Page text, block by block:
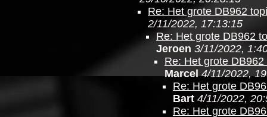
Re: Het grote DB962
2/11/2022, 17:13:15
Re: Het grote DB962
Jeroen 3/11/2022,
Re: Het grote
Marcel 4/11/2022,
Re: Het grote
Bart 4/11/2022,
Re: Het grote